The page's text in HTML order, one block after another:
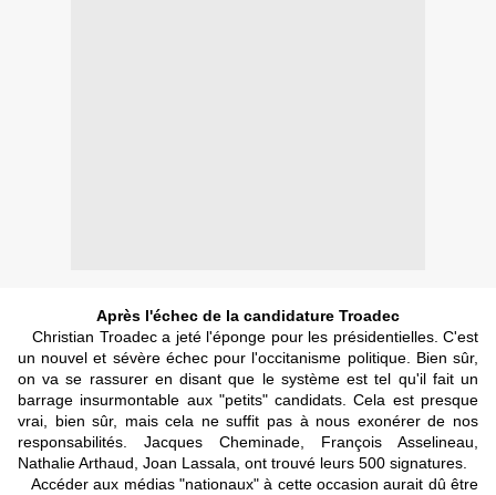
Après l'échec de la candidature Troadec
Christian Troadec a jeté l'éponge pour les présidentielles. C'est
un nouvel et sévère échec pour l'occitanisme politique. Bien sûr,
on va se rassurer en disant que le système est tel qu'il fait un
barrage insurmontable aux "petits" candidats. Cela est presque
vrai, bien sûr, mais cela ne suffit pas à nous exonérer de nos
responsabilités. Jacques Cheminade, François Asselineau,
Nathalie Arthaud, Joan Lassala, ont trouvé leurs 500 signatures.
Accéder aux médias "nationaux" à cette occasion aurait dû être